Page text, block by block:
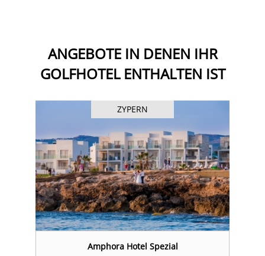
ANGEBOTE IN DENEN IHR
GOLFHOTEL ENTHALTEN IST
ZYPERN
Amphora Hotel Spezial